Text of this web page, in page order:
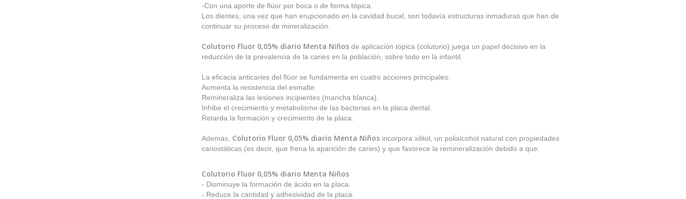
-Con una aporte de flúor por boca o de forma tópica.
Los dientes, una vez que han erupcionado en la cavidad bucal, son todavía estructuras inmaduras que han de
continuar su proceso de mineralización.
Colutorio Fluor 0,05% diario Menta Niños de aplicación tópica (colutorio) juega un papel decisivo en la
reducción de la prevalencia de la caries en la población, sobre todo en la infantil.
La eficacia anticaries del flúor se fundamenta en cuatro acciones principales:
Aumenta la resistencia del esmalte.
Remineraliza las lesiones incipientes (mancha blanca).
Inhibe el crecimiento y metabolismo de las bacterias en la placa dental.
Retarda la formación y crecimiento de la placa.
Además, Colutorio Fluor 0,05% diario Menta Niñosincorpora xilitol, un polialcohol natural con propiedades
cariostáticas (es decir, que frena la aparición de caries) y que favorece la remineralización debido a que:
Colutorio Fluor 0,05% diario Menta Niños
- Disminuye la formación de ácido en la placa.
- Reduce la cantidad y adhesividad de la placa.